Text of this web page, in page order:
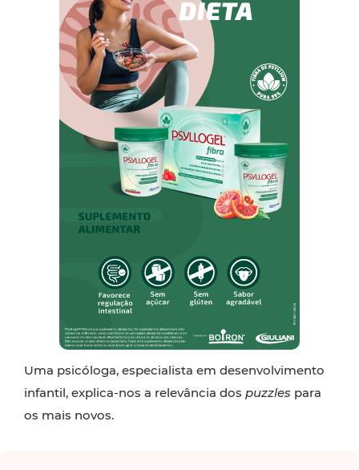
Uma psicóloga, especialista em desenvolvimento
infantil, explica-nos a relevância dos puzzles para
os mais novos.